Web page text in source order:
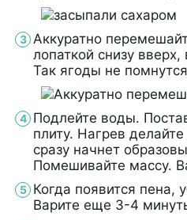
Аккуратно
лопаткой снизу
Так ягоды не
Подлейте воды.
плиту. Нагрев
сразу начнет
Помешивайте массу.
Когда появится пена,
Варите еще 3-4